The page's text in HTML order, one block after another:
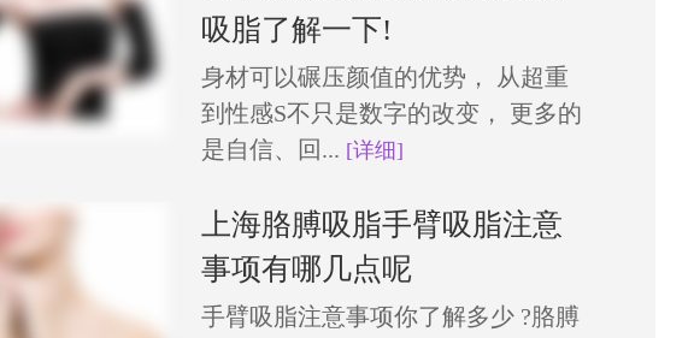
吸脂了解一下!
身材可以碾压颜值的优势， 从超重
到性感S不只是数字的改变， 更多的
是自信、回... [详细]
上海胳膊吸脂手臂吸脂注意
事项有哪几点呢
手臂吸脂注意事项你了解多少 ?胳膊